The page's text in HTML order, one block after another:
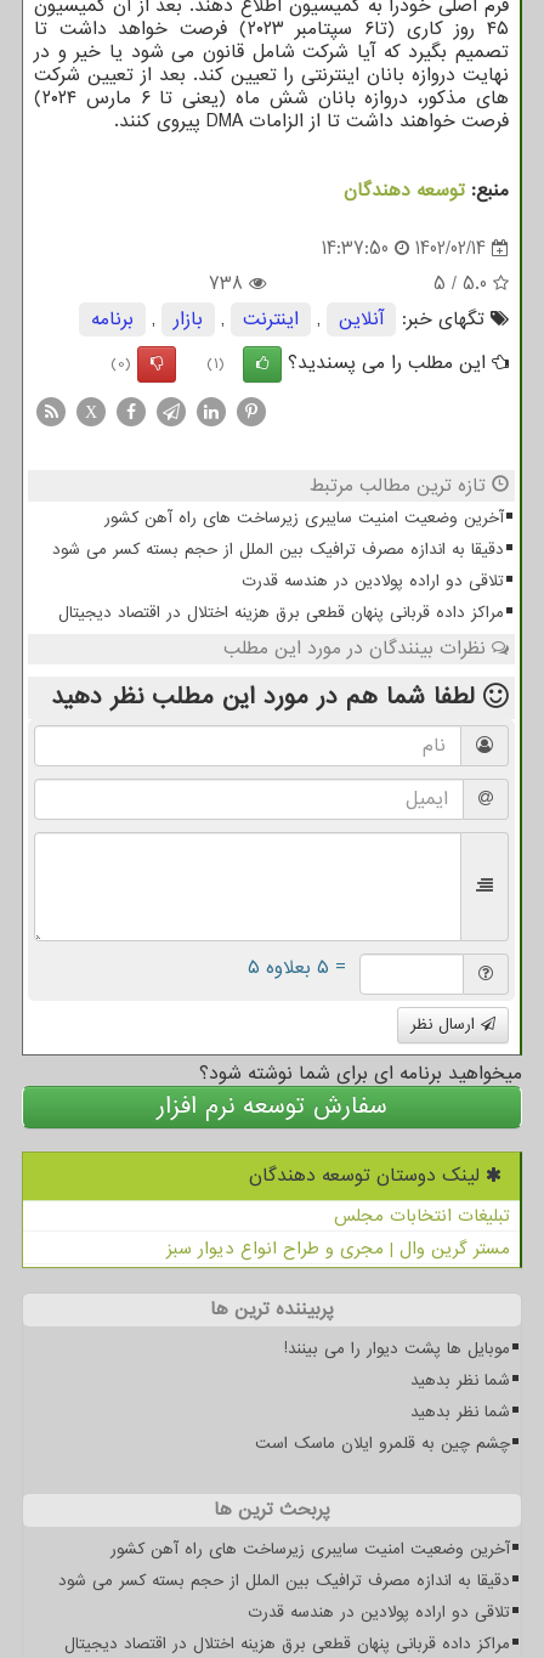
۴۵ روز کاری (تا۶ سپتامبر ۲۰۲۳) فرصت خواهد داشت تا
تصمیم بگیرد که آیا شرکت شامل قانون می شود یا خیر و در
نهایت دروازه بانان اینترنتی را تعیین کند. بعد از تعیین شرکت
های مذکور، دروازه بانان شش ماه (یعنی تا ۶ مارس ۲۰۲۴)
فرصت خواهند داشت تا از الزامات DMA پیروی کنند.
منبع: توسعه دهندگان
1402/02/14
14:37:50
5.0
/
5
738
تگهای خبر:
آنلاین , اینترنت , بازار ,
برنامه
این مطلب را می پسندید؟
(1)
(0)
X
تازه ترین مطالب مرتبط
آخرین وضعیت امنیت سایبری زیرساخت های راه آهن کشور
دقیقا به اندازه مصرف ترافیک بین الملل از حجم بسته کسر می شود
تلاقی دو اراده پولادین در هندسه قدرت
مراکز داده قربانی پنهان قطعی برق هزینه اختلال در اقتصاد دیجیتال
نظرات بینندگان در مورد این مطلب
لطفا شما هم در مورد این مطلب نظر دهید
= ۵ بعلاوه ۵
ارسال نظر
میخواهید برنامه ای برای شما نوشته شود؟
سفارش توسعه نرم افزار
لینک دوستان توسعه دهندگان
تبلیغات انتخابات مجلس
مستر گرین وال | مجری و طراح انواع دیوار سبز
پربیننده ترین ها
موبایل ها پشت دیوار را می بینند!
شما نظر بدهید
شما نظر بدهید
چشم چین به قلمرو ایلان ماسک است
پربحث ترین ها
آخرین وضعیت امنیت سایبری زیرساخت های راه آهن کشور
دقیقا به اندازه مصرف ترافیک بین الملل از حجم بسته کسر می شود
تلاقی دو اراده پولادین در هندسه قدرت
مراکز داده قربانی پنهان قطعی برق هزینه اختلال در اقتصاد دیجیتال